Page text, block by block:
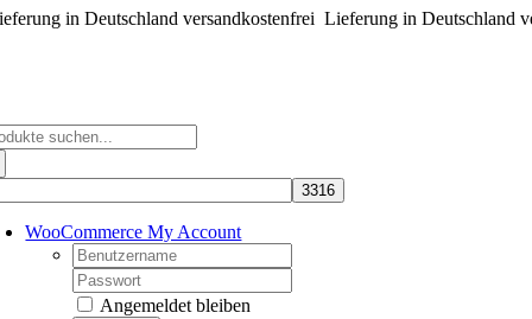
Zum
in Deutschland versandkostenfreiLieferung in Deutschland
WooCommerce My Account
Username:
Password:
Angemeldet bleiben